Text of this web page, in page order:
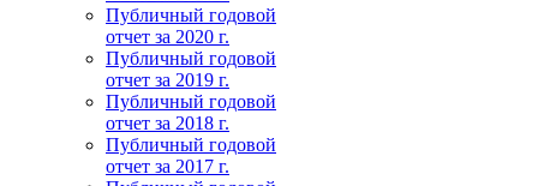
Публичный годовой
отчет за 2020 г.
Публичный годовой
отчет за 2019 г.
Публичный годовой
отчет за 2018 г.
Публичный годовой
отчет за 2017 г.